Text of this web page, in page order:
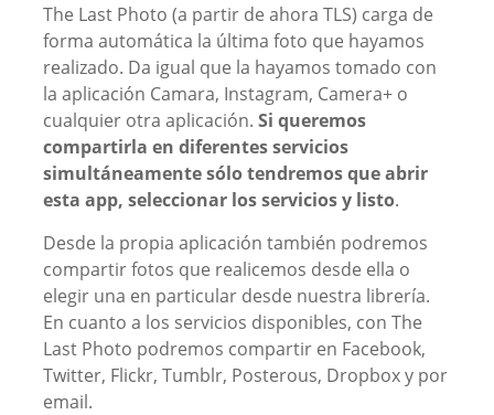
The Last Photo (a partir de ahora TLS) carga de
forma automática la última foto que hayamos
realizado. Da igual que la hayamos tomado con
la aplicación Camara, Instagram, Camera+ o
cualquier otra aplicación. Si queremos
compartirla en diferentes servicios
simultáneamente sólo tendremos que abrir
esta app, seleccionar los servicios y listo.
Desde la propia aplicación también podremos
compartir fotos que realicemos desde ella o
elegir una en particular desde nuestra librería.
En cuanto a los servicios disponibles, con The
Last Photo podremos compartir en Facebook,
Twitter, Flickr, Tumblr, Posterous, Dropbox y por
email.